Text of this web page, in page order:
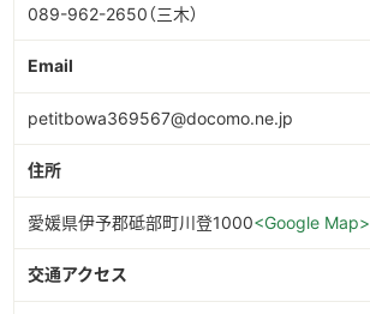
089-962-2650（三木）
Email
petitbowa369567@docomo.ne.jp
住所
愛媛県伊予郡砥部町川登1000<Google Map>
交通アクセス